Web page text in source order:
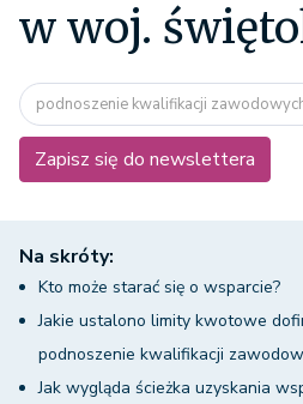
w woj.
podnoszenie kwalifikacji
Zapisz się do newslettera
Na skróty:
Kto może starać się o wsparcie?
Jakie ustalono limity kwotowe
podnoszenie kwalifikacji
Jak wygląda ścieżka uzyskania